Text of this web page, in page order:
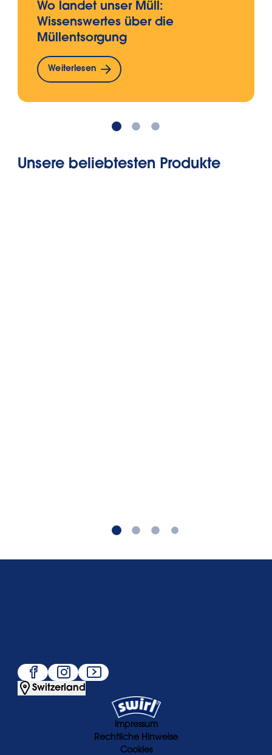
Wo landet unser Müll:
Wissenswertes über die
Müllentsorgung
Weiterlesen
Unsere beliebtesten Produkte
Switzerland
Impressum
Rechtliche Hinweise
Cookies